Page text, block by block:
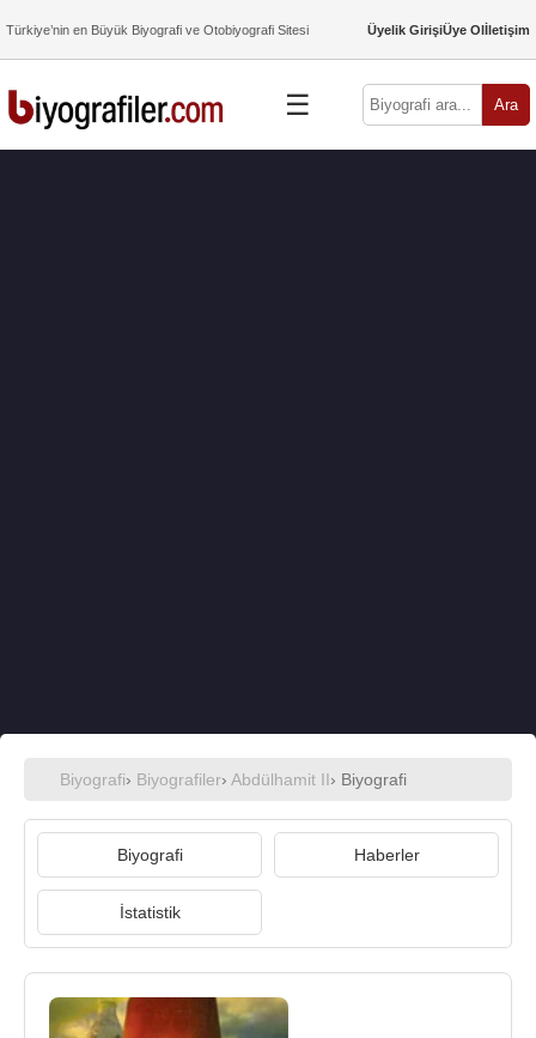
Türkiye’nin en Büyük Biyografi ve Otobiyografi Sitesi Üyelik GirişiÜye Olİletişim
☰ Ara
Biyografi› Biyografiler› Abdülhamit II› Biyografi
Biyografi Haberler
İstatistik